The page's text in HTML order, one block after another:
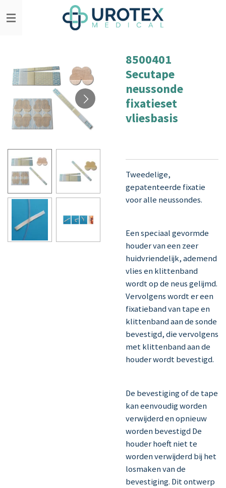
direct
8500401
Secutape
neussonde
fixatieset
vliesbasis
Tweedelige,
gepatenteerde fixatie
voor alle neussondes.
Een speciaal gevormde
houder van een zeer
huidvriendelijk, ademend
vlies en klittenband
wordt op de neus gelijmd.
Vervolgens wordt er een
fixatieband van tape en
klittenband aan de sonde
bevestigd, die vervolgens
met klittenband aan de
houder wordt bevestigd.
De bevestiging of de tape
kan eenvoudig worden
verwijderd en opnieuw
worden bevestigd De
houder hoeft niet te
worden verwijderd bij het
losmaken van de
bevestiging. Dit ontwerp